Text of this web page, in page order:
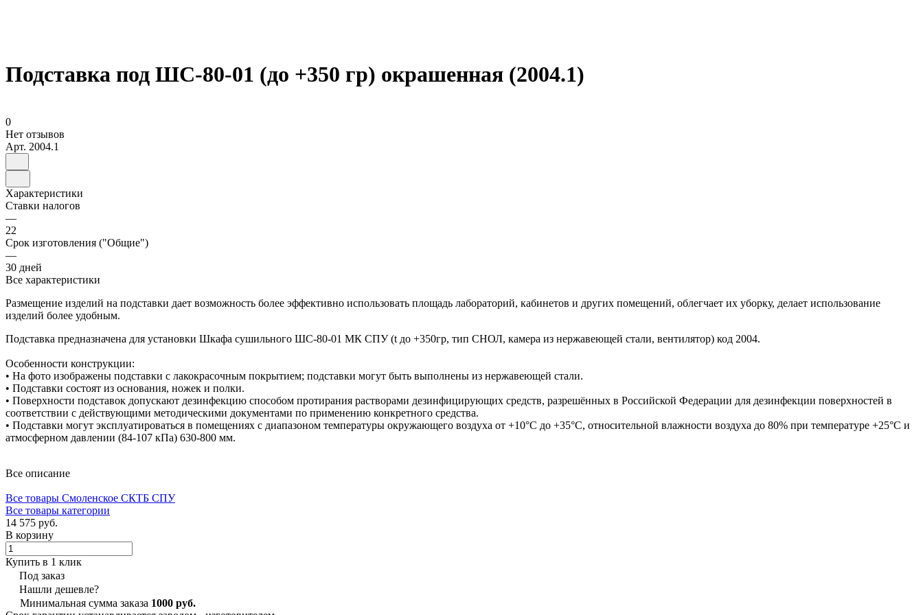
Подставка под ШС-80-01 (до +350 гр) окрашенная (2004.1)
0
Нет отзывов
Арт. 2004.1
Характеристики
Ставки налогов
—
22
Срок изготовления ("Общие")
—
30 дней
Все характеристики
Размещение изделий на подставки дает возможность более эффективно использовать площадь лабораторий, кабинетов и других помещений, облегчает их уборку, делает использование
изделий более удобным.
Подставка предназначена для установки Шкафа сушильного ШС-80-01 МК СПУ (t до +350гр, тип СНОЛ, камера из нержавеющей стали, вентилятор) код 2004.
Особенности конструкции:
• На фото изображены подставки с лакокрасочным покрытием; подставки могут быть выполнены из нержавеющей стали.
• Подставки состоят из основания, ножек и полки.
• Поверхности подставок допускают дезинфекцию способом протирания растворами дезинфицирующих средств, разрешённых в Российской Федерации для дезинфекции поверхностей в
соответствии с действующими методическими документами по применению конкретного средства.
• Подставки могут эксплуатироваться в помещениях с диапазоном температуры окружающего воздуха от +10°С до +35°С, относительной влажности воздуха до 80% при температуре +25°С и
атмосферном давлении (84-107 кПа) 630-800 мм.
Все описание
Все товары Смоленское СКТБ СПУ
Все товары категории
14 575 руб.
В корзину
Купить в 1 клик
Под заказ
Нашли дешевле?
Минимальная сумма заказа 1000 руб.